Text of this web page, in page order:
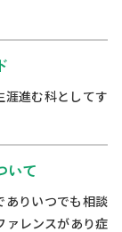
涯進む科としてす
いて
ありいつでも相談
ァレンスがあり症